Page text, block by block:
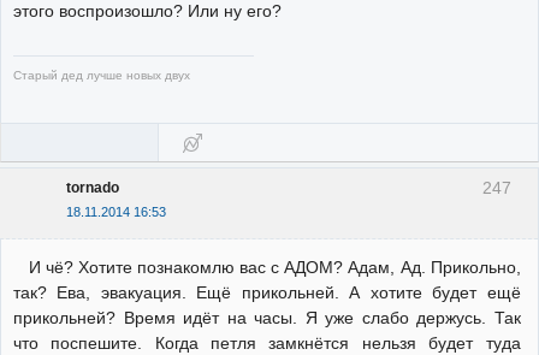
этого воспроизошло? Или ну его?
Старый дед лучше новых двух
247
tornado
18.11.2014 16:53
И чё? Хотите познакомлю вас с АДОМ? Адам, Ад. Прикольно,
так? Ева, эвакуация. Ещё прикольней. А хотите будет ещё
прикольней? Время идёт на часы. Я уже слабо держусь. Так
что поспешите. Когда петля замкнётся нельзя будет туда